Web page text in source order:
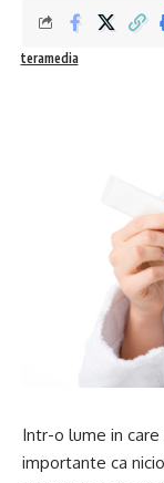
teramedia
Intr-o lume in
importante ca